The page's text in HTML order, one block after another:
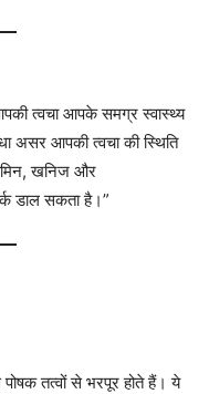
त्वचा आपके समग्र स्वास्थ्य
असर आपकी त्वचा की स्थिति
खनिज और
डाल सकता है।”
तत्वों से भरपूर होते हैं। ये